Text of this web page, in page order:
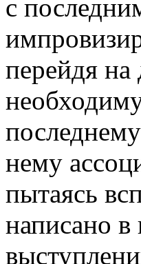
с
перейдя
нему
пытаясь
написано в